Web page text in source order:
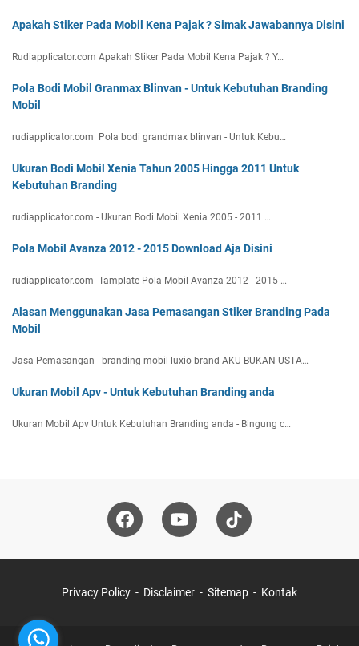
Apakah Stiker Pada Mobil Kena Pajak ? Simak Jawabannya Disini
Rudiapplicator.com Apakah Stiker Pada Mobil Kena Pajak ? Y…
Pola Bodi Mobil Granmax Blinvan - Untuk Kebutuhan Branding
Mobil
rudiapplicator.com Pola bodi grandmax blinvan - Untuk Kebu…
Ukuran Bodi Mobil Xenia Tahun 2005 Hingga 2011 Untuk
Kebutuhan Branding
rudiapplicator.com - Ukuran Bodi Mobil Xenia 2005 - 2011 …
Pola Mobil Avanza 2012 - 2015 Download Aja Disini
rudiapplicator.com Tamplate Pola Mobil Avanza 2012 - 2015 …
Alasan Menggunakan Jasa Pemasangan Stiker Branding Pada
Mobil
Jasa Pemasangan - branding mobil luxio brand AKU BUKAN USTA…
Ukuran Mobil Apv - Untuk Kebutuhan Branding anda
Ukuran Mobil Apv Untuk Kebutuhan Branding anda - Bingung c…
Privacy Policy Disclaimer Sitemap Kontak